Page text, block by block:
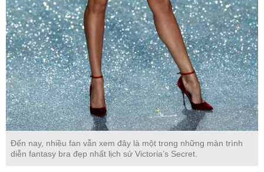
Đến nay, nhiều fan vẫn xem đây là một trong những màn trình
diễn fantasy bra đẹp nhất lịch sử Victoria’s Secret.